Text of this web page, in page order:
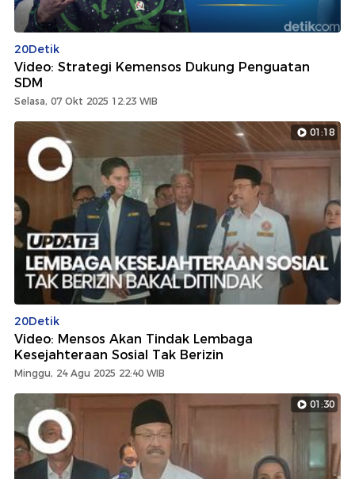
20Detik
Video: Strategi Kemensos Dukung Penguatan
SDM
Selasa, 07 Okt 2025 12:23 WIB
01:18
20Detik
Video: Mensos Akan Tindak Lembaga
Kesejahteraan Sosial Tak Berizin
Minggu, 24 Agu 2025 22:40 WIB
01:30